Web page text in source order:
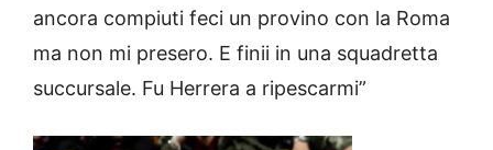
ancora compiuti feci un provino con la Roma
ma non mi presero. E finii in una squadretta
succursale. Fu Herrera a ripescarmi”